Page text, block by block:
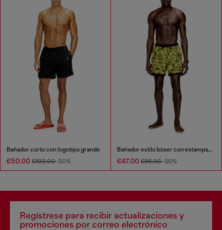
Bañador corto con logotipo grande
€50.00 €100.00-50%
Bañador estilo bóxer con estampado completo
€47.00 €95.00-50%
Regístrese para recibir actualizaciones y
promociones por correo electrónico